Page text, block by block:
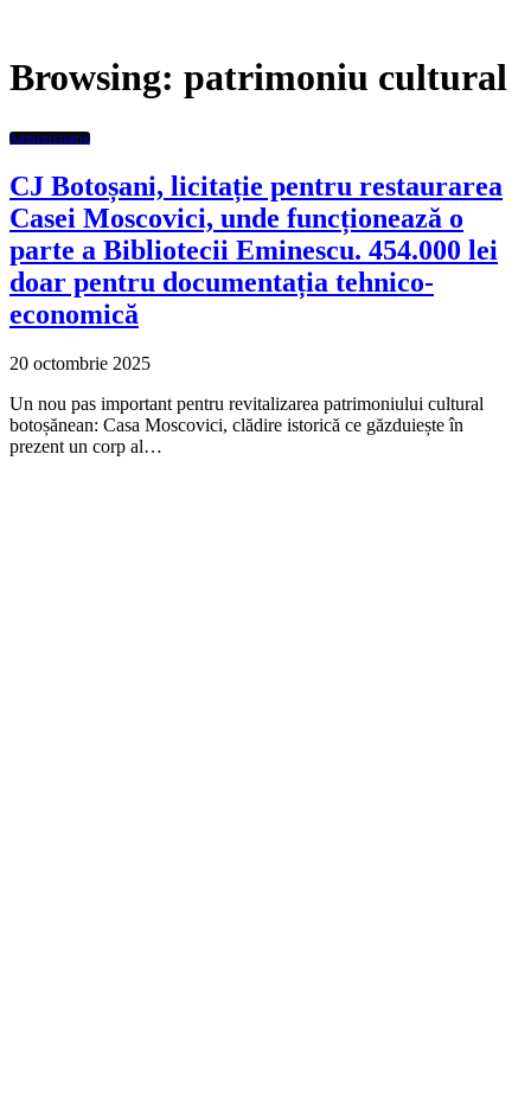
Browsing: patrimoniu cultural
Administratie
CJ Botoșani, licitație pentru restaurarea
Casei Moscovici, unde funcționează o
parte a Bibliotecii Eminescu. 454.000 lei
doar pentru documentația tehnico-
economică
20 octombrie 2025
Un nou pas important pentru revitalizarea patrimoniului cultural
botoșănean: Casa Moscovici, clădire istorică ce găzduiește în
prezent un corp al…